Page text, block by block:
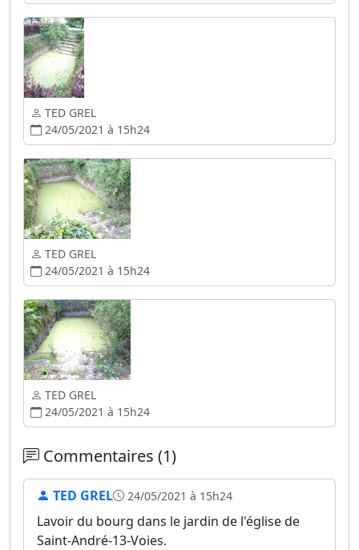
TED GREL
24/05/2021 à 15h24
TED GREL
24/05/2021 à 15h24
TED GREL
24/05/2021 à 15h24
Commentaires (1)
TED GREL 24/05/2021 à 15h24
Lavoir du bourg dans le jardin de l'église de
Saint-André-13-Voies.